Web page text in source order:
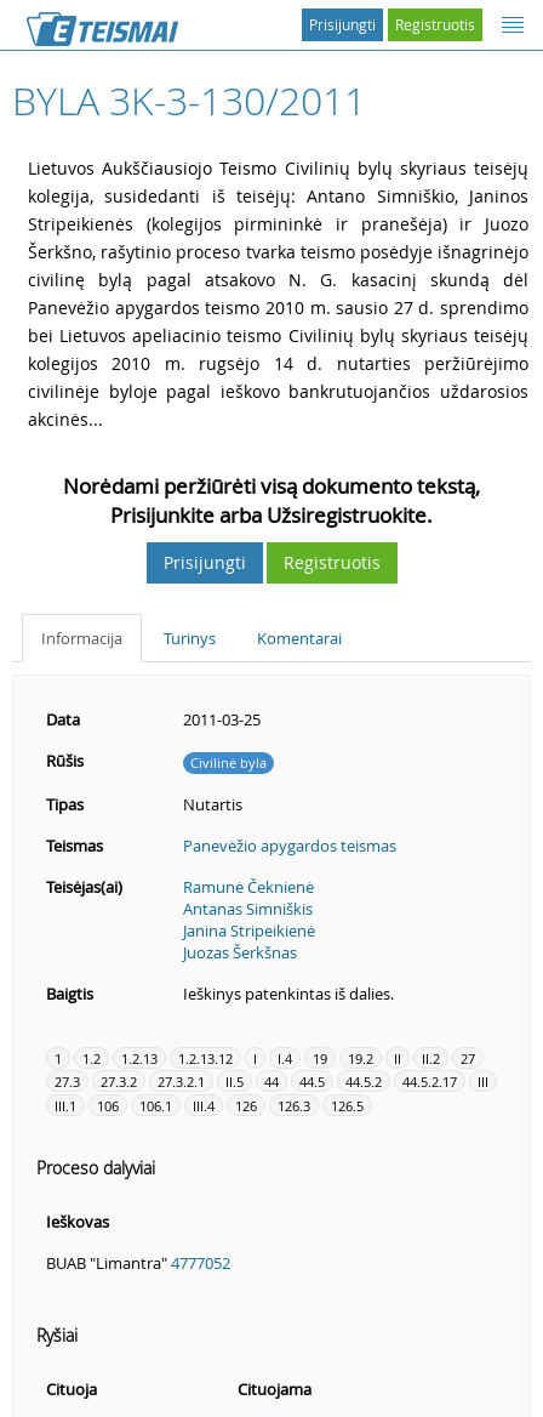
Registruotis
Prisijungti
BYLA 3K-3-130/2011
Lietuvos Aukščiausiojo Teismo Civilinių bylų skyriaus teisėjų
kolegija, susidedanti iš teisėjų: Antano Simniškio, Janinos
Stripeikienės (kolegijos pirmininkė ir pranešėja) ir Juozo
Šerkšno, rašytinio proceso tvarka teismo posėdyje išnagrinėjo
civilinę bylą pagal atsakovo N. G. kasacinį skundą dėl
Panevėžio apygardos teismo 2010 m. sausio 27 d. sprendimo
bei Lietuvos apeliacinio teismo Civilinių bylų skyriaus teisėjų
kolegijos 2010 m. rugsėjo 14 d. nutarties peržiūrėjimo
civilinėje byloje pagal ieškovo bankrutuojančios uždarosios
akcinės...
Norėdami peržiūrėti visą dokumento tekstą,
Prisijunkite arba Užsiregistruokite.
Prisijungti Registruotis
Informacija Turinys Komentarai
Data
2011-03-25
Rūšis
Civilinė byla
Tipas
Nutartis
Teismas
Panevėžio apygardos teismas
Teisėjas(ai)
Ramunė Čeknienė
Antanas Simniškis
Janina Stripeikienė
Juozas Šerkšnas
Baigtis
Ieškinys patenkintas iš dalies.
1 1.2 1.2.13 1.2.13.12 I I.4 19 19.2 II II.2
27
27.3
27.3.2 27.3.2.1 II.5 44 44.5 44.5.2 44.5.2.17
III
III.1
106 106.1 III.4 126 126.3 126.5
Proceso dalyviai
Ieškovas
BUAB "Limantra"4777052
Ryšiai
Cituoja
Cituojama